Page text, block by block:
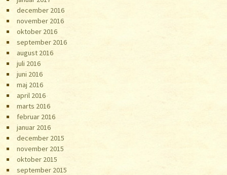
december 2016
november 2016
oktober 2016
september 2016
august 2016
juli 2016
juni 2016
maj 2016
april 2016
marts 2016
februar 2016
januar 2016
december 2015
november 2015
oktober 2015
september 2015